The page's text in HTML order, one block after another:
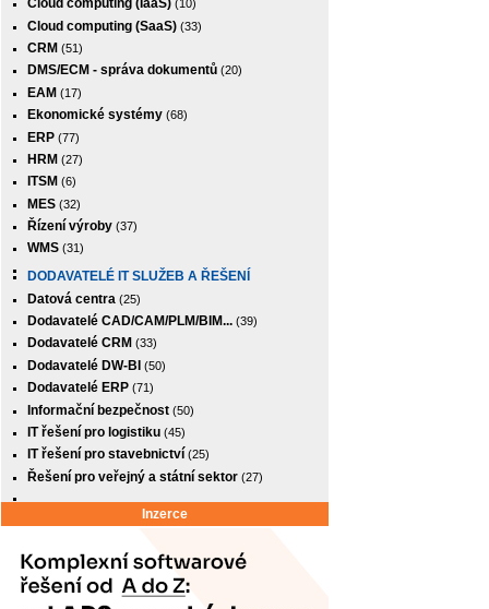
Cloud computing (IaaS) (10)
Cloud computing (SaaS) (33)
CRM (51)
DMS/ECM - správa dokumentů (20)
EAM (17)
Ekonomické systémy (68)
ERP (77)
HRM (27)
ITSM (6)
MES (32)
Řízení výroby (37)
WMS (31)
DODAVATELÉ IT SLUŽEB A ŘEŠENÍ
Datová centra (25)
Dodavatelé CAD/CAM/PLM/BIM... (39)
Dodavatelé CRM (33)
Dodavatelé DW-BI (50)
Dodavatelé ERP (71)
Informační bezpečnost (50)
IT řešení pro logistiku (45)
IT řešení pro stavebnictví (25)
Řešení pro veřejný a státní sektor (27)
Inzerce